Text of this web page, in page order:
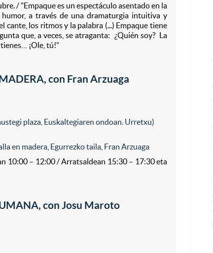
/ "Empaque es un espectáculo asentado en la
a través de una dramaturgia intuitiva y
cante, los ritmos y la palabra (...) Empaque tiene
que, a veces, se atraganta: ¿Quién soy? La
¡Ole, tú!"
con Fran Arzuaga
plaza, Euskaltegiaren ondoan. Urretxu)
en madera Egurrezko taila Fran Arzuaga
10:00 – 12:00 / Arratsaldean 15:30 – 17:30 eta
con Josu Maroto